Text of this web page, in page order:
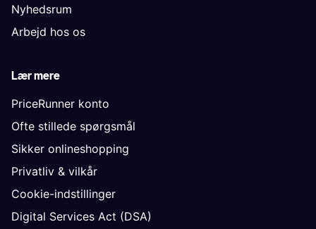
Nyhedsrum
Arbejd hos os
Lær mere
PriceRunner konto
Ofte stillede spørgsmål
Sikker onlineshopping
Privatliv & vilkår
Cookie-indstillinger
Digital Services Act (DSA)